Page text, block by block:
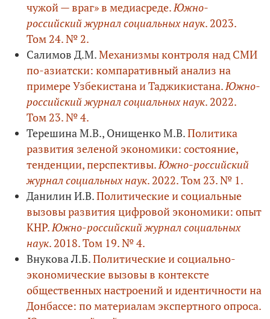
чужой — враг» в медиасреде.Южно-
российский журнал социальных наук. 2023.
Том 24. № 2.
Салимов Д.М.Механизмы контроля над СМИ
по-азиатски: компаративный анализ на
примере Узбекистана и Таджикистана.Южно-
российский журнал социальных наук. 2022.
Том 23. № 4.
Терешина М.В., Онищенко М.В.Политика
развития зеленой экономики: состояние,
тенденции, перспективы.Южно-российский
журнал социальных наук. 2022. Том 23. № 1.
Данилин И.В.Политические и социальные
вызовы развития цифровой экономики: опыт
КНР.Южно-российский журнал социальных
наук. 2018. Том 19. № 4.
Внукова Л.Б.Политические и социально-
экономические вызовы в контексте
общественных настроений и идентичности на
Донбассе: по материалам экспертного опроса.